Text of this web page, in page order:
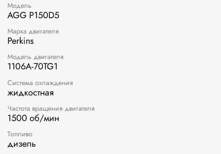
Модель
AGG P150D5
Марка двигателя
Perkins
Модель двигателя
1106A-70TG1
Система охлаждения
жидкостная
Частота вращения двигателя
1500 об/мин
Топливо
дизель